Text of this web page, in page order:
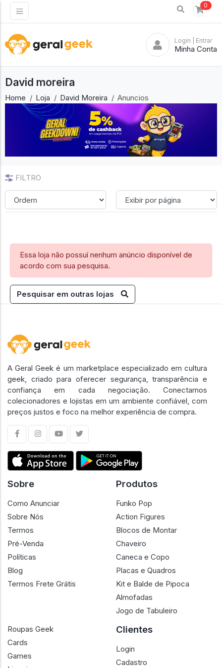
0
Login | Entrar
Minha Conta
David moreira
Home Loja David Moreira Anuncios
FILTRO
Essa loja não possuí nenhum anúncio disponível de
acordo com sua pesquisa.
Pesquisar em outras lojas
A Geral Geek é um marketplace especializado em cultura
geek, criado para oferecer segurança, transparência e
confiança em cada negociação. Conectamos
colecionadores e lojistas em um ambiente confiável, com
preços justos e foco na melhor experiência de compra.
Sobre
Como Anunciar
Sobre Nós
Termos
Pré-Venda
Políticas
Blog
Termos Frete Grátis
Produtos
Funko Pop
Action Figures
Blocos de Montar
Chaveiro
Caneca e Copo
Placas e Quadros
Kit e Balde de Pipoca
Almofadas
Jogo de Tabuleiro
Roupas Geek
Cards
Games
Clientes
Login
Cadastro